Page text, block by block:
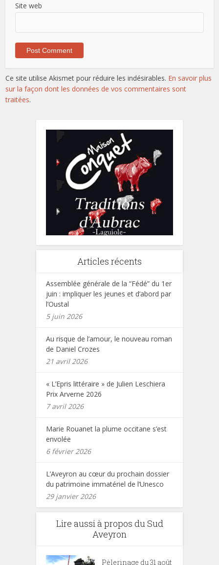
Site web
Ce site utilise Akismet pour réduire les indésirables. En savoir plus
sur la façon dont les données de vos commentaires sont
traitées.
Articles récents
Assemblée générale de la “Fédé” du 1er
juin : impliquer les jeunes et d’abord par
l’Oustal
5 juin 2026
Au risque de l’amour, le nouveau roman
de Daniel Crozes
21 avril 2026
« L’Epris littéraire » de Julien Leschiera
Prix Arverne 2026
7 avril 2026
Marie Rouanet la plume occitane s’est
envolée
6 février 2026
L’Aveyron au cœur du prochain dossier
du patrimoine immatériel de l’Unesco
29 janvier 2026
Lire aussi à propos du Sud
Aveyron
Pèlerinage du 31 août